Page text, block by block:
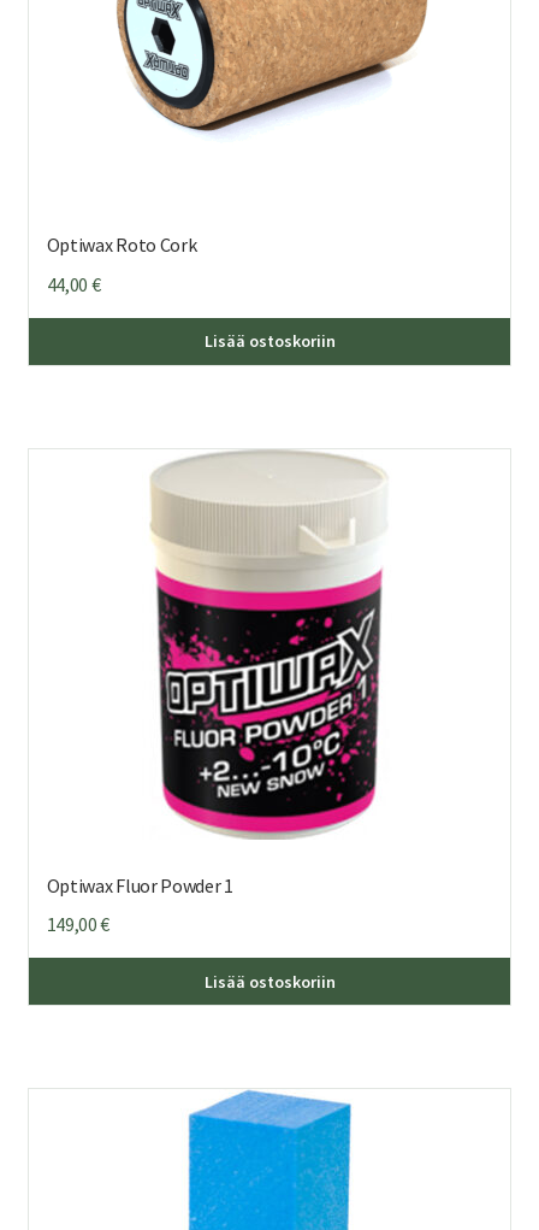
Optiwax Roto Cork
44,00 €
Lisää ostoskoriin
Optiwax Fluor Powder 1
149,00€
Lisää ostoskoriin